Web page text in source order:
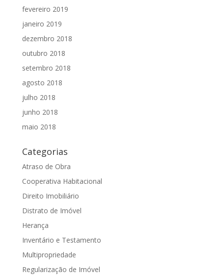
fevereiro 2019
janeiro 2019
dezembro 2018
outubro 2018
setembro 2018
agosto 2018
julho 2018
junho 2018
maio 2018
Categorias
Atraso de Obra
Cooperativa Habitacional
Direito Imobiliário
Distrato de Imóvel
Herança
Inventário e Testamento
Multipropriedade
Regularização de Imóvel